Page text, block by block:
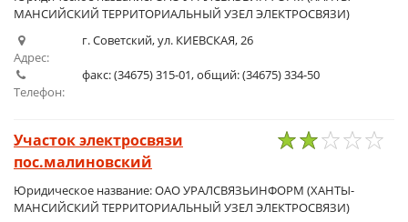
МАНСИЙСКИЙ ТЕРРИТОРИАЛЬНЫЙ УЗЕЛ ЭЛЕКТРОСВЯЗИ)
Адрес:
г. Советский, ул. КИЕВСКАЯ, 26
Телефон:
факс: (34675) 315-01, общий: (34675) 334-50
Участок электросвязи
пос.малиновский
Юридическое название: ОАО УРАЛСВЯЗЬИНФОРМ (ХАНТЫ-
МАНСИЙСКИЙ ТЕРРИТОРИАЛЬНЫЙ УЗЕЛ ЭЛЕКТРОСВЯЗИ)